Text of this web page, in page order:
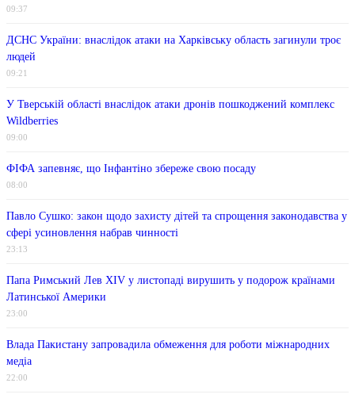
09:37
ДСНС України: внаслідок атаки на Харківську область загинули троє
людей
09:21
У Тверській області внаслідок атаки дронів пошкоджений комплекс
Wildberries
09:00
ФІФА запевняє, що Інфантіно збереже свою посаду
08:00
Павло Сушко: закон щодо захисту дітей та спрощення законодавства у
сфері усиновлення набрав чинності
23:13
Папа Римський Лев XIV у листопаді вирушить у подорож країнами
Латинської Америки
23:00
Влада Пакистану запровадила обмеження для роботи міжнародних
медіа
22:00